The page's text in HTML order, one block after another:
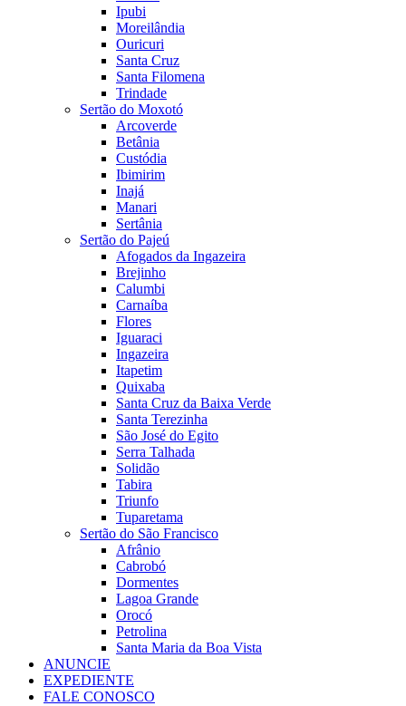
Ipubi
Moreilândia
Ouricuri
Santa Cruz
Santa Filomena
Trindade
Sertão do Moxotó
Arcoverde
Betânia
Custódia
Ibimirim
Inajá
Manari
Sertânia
Sertão do Pajeú
Afogados da Ingazeira
Brejinho
Calumbi
Carnaíba
Flores
Iguaraci
Ingazeira
Itapetim
Quixaba
Santa Cruz da Baixa Verde
Santa Terezinha
São José do Egito
Serra Talhada
Solidão
Tabira
Triunfo
Tuparetama
Sertão do São Francisco
Afrânio
Cabrobó
Dormentes
Lagoa Grande
Orocó
Petrolina
Santa Maria da Boa Vista
ANUNCIE
EXPEDIENTE
FALE CONOSCO